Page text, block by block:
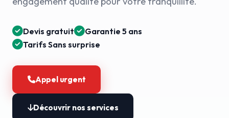
Devis gratuit
Garantie 5 ans
Tarifs Sans surprise
Appel urgent
Découvrir nos services